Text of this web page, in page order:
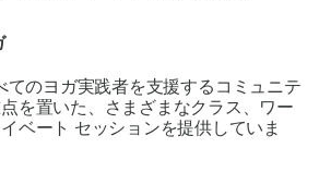
てのヨガ実践者を支援するコミュニテ
を置いた、さまざまなクラス、ワー
ベート セッションを提供していま